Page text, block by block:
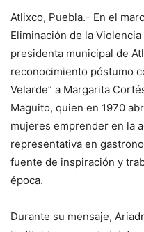
Atlixco, Puebla.- En el
Eliminación de la
presidenta municipal de
reconocimiento póstumo
Velarde” a Margarita
Maguito, quien en 1970
mujeres emprender en la
representativa en
fuente de inspiración y
época.
Durante su mensaje,